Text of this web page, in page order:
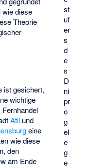
st
uf
er
s
d
e
s
D
ni
pr
o
g
el
e
g
e
wie diese
Theorie
ist gesichert,
wichtige
Atil und
eine
wie diese
den
am Ende